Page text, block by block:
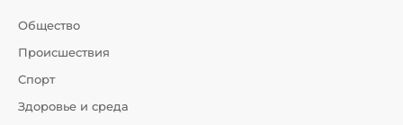
Общество
Происшествия
Спорт
Здоровье и среда